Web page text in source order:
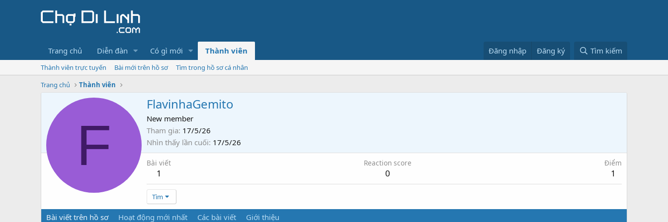
Trang chủ Diễn đàn Có gì mới Thành viên Đăng nhập Đăng ký Tìm kiếm
Thành viên trực tuyến Bài mới trên hồ sơ
Tìm trong hồ sơ cá nhân
Trang chủ
Thành viên
F
FlavinhaGemito
New member
Tham gia 17/5/26
Nhìn thấy lần cuối 17/5/26
Bài viết
1
Reaction score
0
Điểm
1
Tìm
Bài viết trên hồ sơ Hoạt động mới nhất Các bài viết Giới thiệu